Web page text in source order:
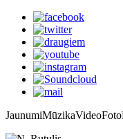
JaunumiMūzikaVideoFoto